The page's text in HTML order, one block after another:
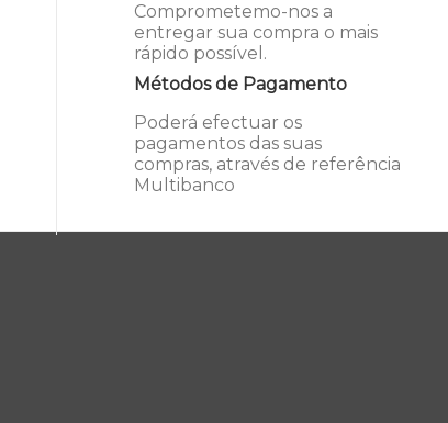
Comprometemo-nos a
entregar sua compra o mais
rápido possível.
Métodos de Pagamento
Poderá efectuar os
pagamentos das suas
compras, através de referência
Multibanco